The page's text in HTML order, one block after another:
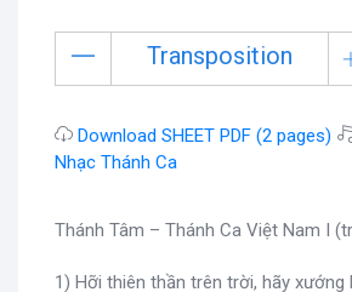
Transposition
Download SHEET PDF (2 pages)
Nhạc Thánh Ca
Thánh Tâm – Thánh Ca Việt Nam I
1) Hỡi thiên thần trên trời, hãy xướng